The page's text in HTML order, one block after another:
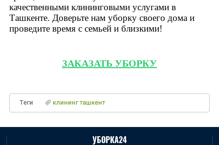
качественными клининговыми услугами в
Ташкенте. Доверьте нам уборку своего дома и
проведите время с семьей и близкими!
ЗАКАЗАТЬ УБОРКУ
Теги клининг ташкент
УБОРКА24